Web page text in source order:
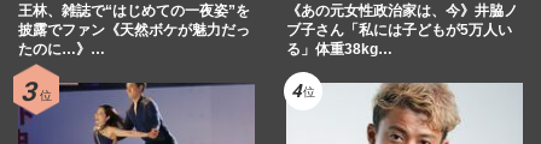
王林、雑誌で“はじめての一夜姿”を
披露でファン《天然ボケが魅力だっ
たのに…》…
《あの元女性政治家は、今》井脇ノ
ブ子さん「私には子どもが5万人い
る」体重38kg…